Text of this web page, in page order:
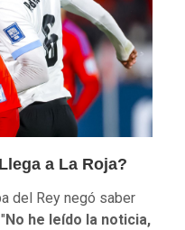
a La Roja?
del Rey negó saber
No he leído la noticia,